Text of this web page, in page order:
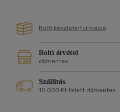
Bolti készletinformáció
Bolti átvétel
díjmentes
Szállítás
15 000 Ft felett díjmentes